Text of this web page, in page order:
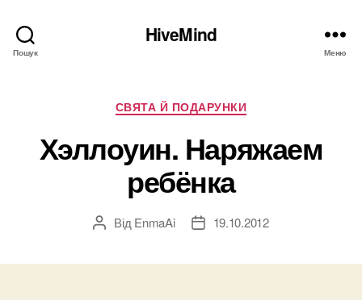
Пошук
HiveMind
Меню
Категорії
СВЯТА Й ПОДАРУНКИ
Хэллоуин. Наряжаем
ребёнка
Автор
Від EnmaAi
Дата19.10.2012